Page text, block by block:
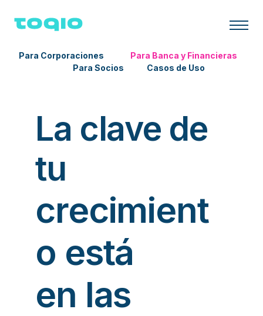
Para Corporaciones Para Banca y Financieras
Para Socios
Casos de Uso
La clave de
tu
crecimient
o está
en las